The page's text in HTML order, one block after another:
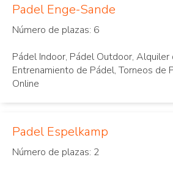
Padel Enge-Sande
Número de plazas: 6
Pádel Indoor, Pádel Outdoor, Alquiler
Entrenamiento de Pádel, Torneos de
Online
Padel Espelkamp
Número de plazas: 2